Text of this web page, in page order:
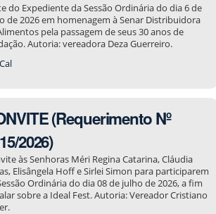
do Expediente da Sessão Ordinária do dia 6 de
de 2026 em homenagem à Senar Distribuidora
pela passagem de seus 30 anos de
Autoria: vereadora Deza Guerreiro.
(Requerimento Nº
2026)
às Senhoras Méri Regina Catarina, Cláudia
Elisângela Hoff e Sirlei Simon para participarem
Ordinária do dia 08 de julho de 2026, a fim
sobre a Ideal Fest. Autoria: Vereador Cristiano